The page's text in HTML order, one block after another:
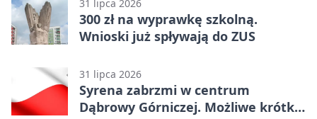
31 lipca 2026
300 zł na wyprawkę szkolną.
Wnioski już spływają do ZUS
31 lipca 2026
Syrena zabrzmi w centrum
Dąbrowy Górniczej. Możliwe krótkie